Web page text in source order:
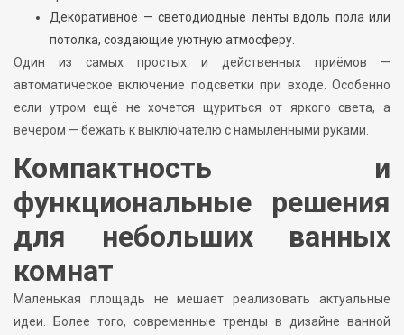
Декоративное — светодиодные ленты вдоль пола или
потолка, создающие уютную атмосферу.
Один из самых простых и действенных приёмов —
автоматическое включение подсветки при входе. Особенно
если утром ещё не хочется щуриться от яркого света, а
вечером — бежать к выключателю с намыленными руками.
Компактность и
функциональные решения
для небольших ванных
комнат
Маленькая площадь не мешает реализовать актуальные
идеи. Более того, современные тренды в дизайне ванной